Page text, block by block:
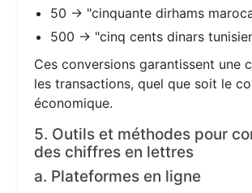
50 → "cinquante dirhams
500 → "cinq cents dinars
Ces conversions garantissent une
les transactions, quel que soit le
économique.
5. Outils et méthodes pour
des chiffres en lettres
a. Plateformes en ligne